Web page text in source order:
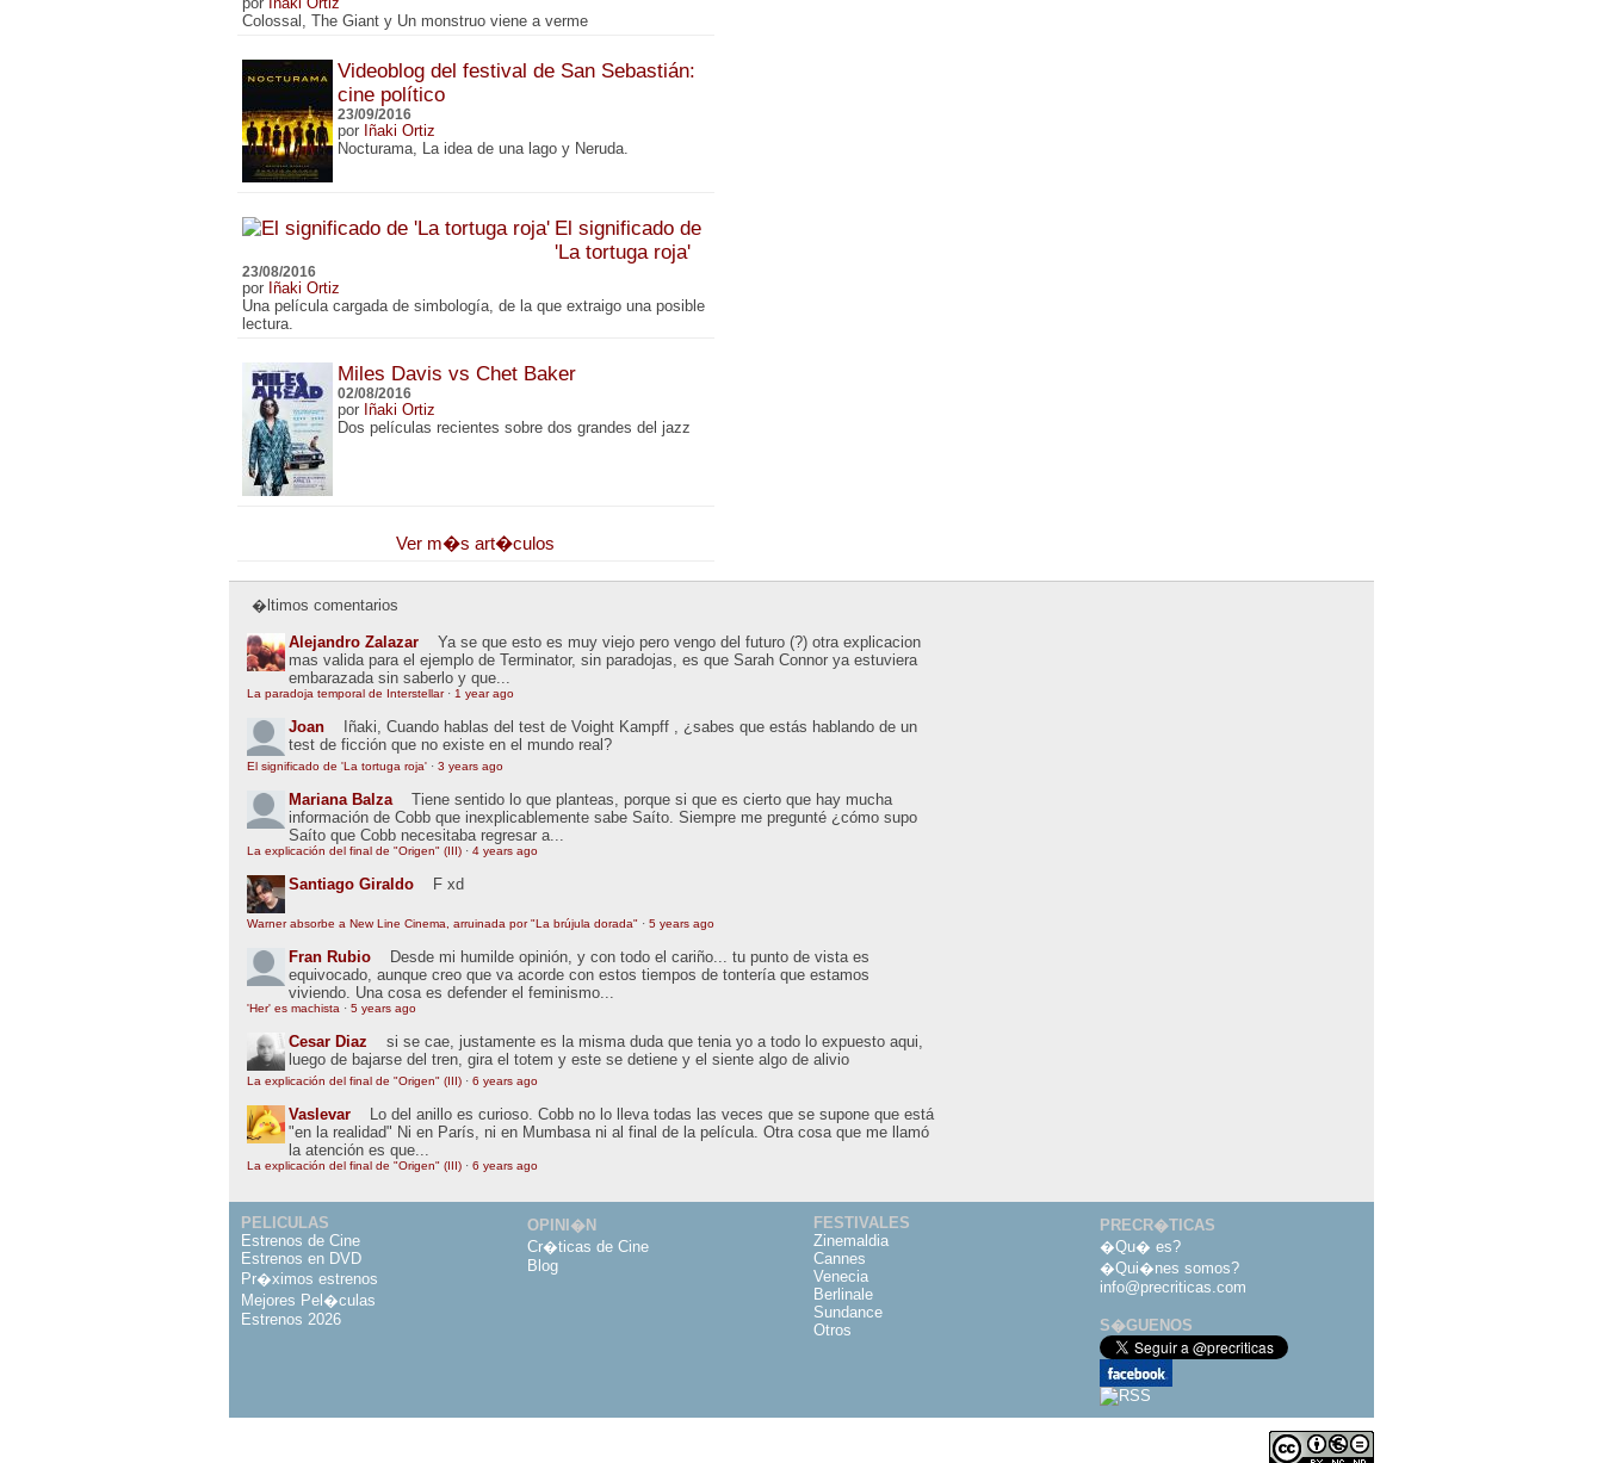
Colossal, The Giant y Un monstruo viene a verme
Videoblog del festival de San Sebastián:
cine político
23/09/2016
por Iñaki Ortiz
Nocturama, La idea de una lago y Neruda.
El significado de
'La tortuga roja'
23/08/2016
por Iñaki Ortiz
Una película cargada de simbología, de la que extraigo una posible
lectura.
Miles Davis vs Chet Baker
02/08/2016
por Iñaki Ortiz
Dos películas recientes sobre dos grandes del jazz
Ver m�s art�culos
�ltimos comentarios
Alejandro Zalazar
Ya se que esto es muy viejo pero vengo del futuro (?) otra explicacion
mas valida para el ejemplo de Terminator, sin paradojas, es que Sarah Connor ya estuviera
embarazada sin saberlo y que...
La paradoja temporal de Interstellar· 1 year ago
Joan
Iñaki, Cuando hablas del test de Voight Kampff , ¿sabes que estás hablando de un
test de ficción que no existe en el mundo real?
El significado de 'La tortuga roja' · 3 years ago
Mariana Balza
Tiene sentido lo que planteas, porque si que es cierto que hay mucha
información de Cobb que inexplicablemente sabe Saíto. Siempre me pregunté ¿cómo supo
Saíto que Cobb necesitaba regresar a...
La explicación del final de "Origen" (III) · 4 years ago
Santiago Giraldo F xd
Warner absorbe a New Line Cinema, arruinada por "La brújula dorada" · 5 years ago
Fran Rubio
Desde mi humilde opinión, y con todo el cariño... tu punto de vista es
equivocado, aunque creo que va acorde con estos tiempos de tontería que estamos
viviendo. Una cosa es defender el feminismo...
'Her' es machista · 5 years ago
Cesar Diaz
si se cae, justamente es la misma duda que tenia yo a todo lo expuesto aqui,
luego de bajarse del tren, gira el totem y este se detiene y el siente algo de alivio
La explicación del final de "Origen" (III) · 6 years ago
Vaslevar
Lo del anillo es curioso. Cobb no lo lleva todas las veces que se supone que está
"en la realidad" Ni en París, ni en Mumbasa ni al final de la película. Otra cosa que me llamó
la atención es que...
La explicación del final de "Origen" (III) · 6 years ago
PELICULAS
Estrenos de Cine
Estrenos en DVD
Pr�ximos estrenos
Mejores Pel�culas
Estrenos 2026
OPINI�N
Cr�ticas de Cine
Blog
FESTIVALES
Zinemaldia
Cannes
Venecia
Berlinale
Sundance
Otros
PRECR�TICAS
�Qu� es?
�Qui�nes somos?
info@precriticas.com
S�GUENOS